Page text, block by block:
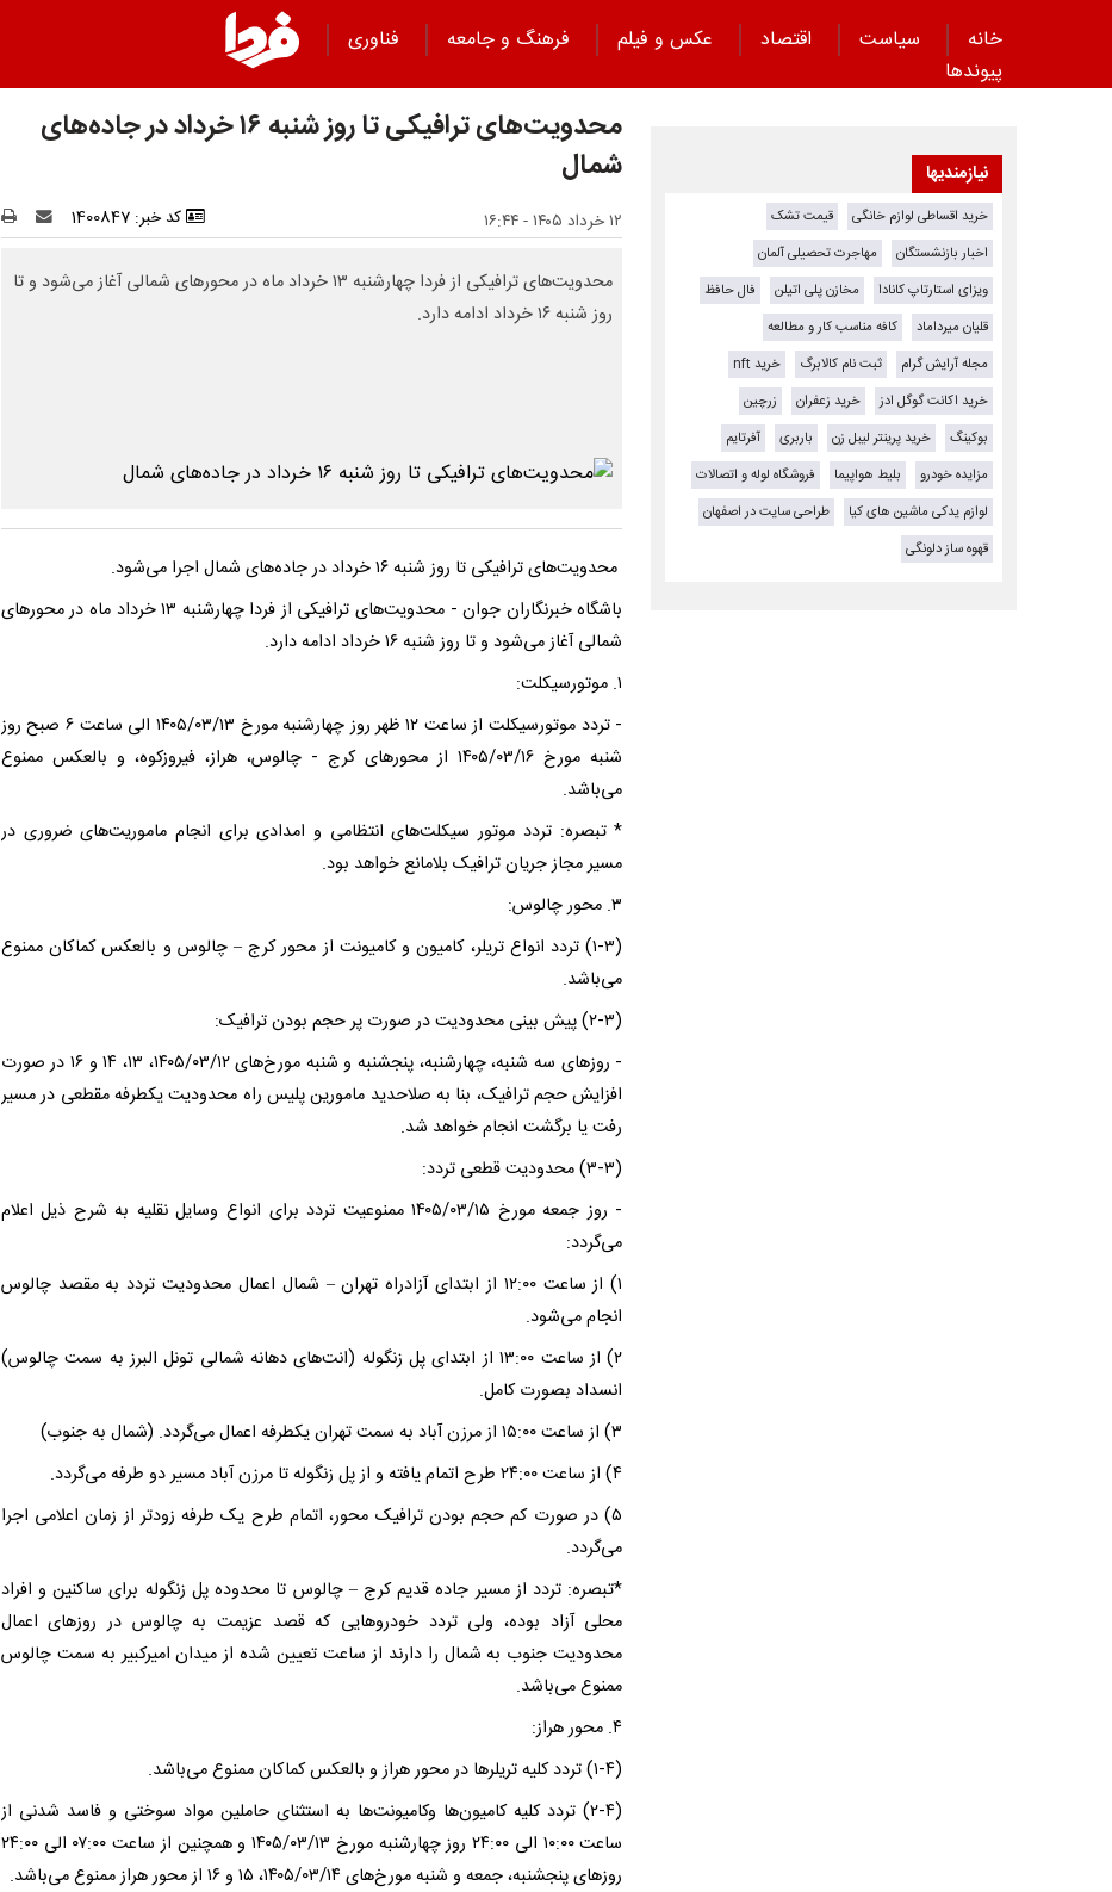
خانه سیاست اقتصاد عکس و فیلم فرهنگ و جامعه
فناوری
پیوند‌ها
محدویت‌های ترافیکی تا روز شنبه ۱۶ خرداد در جاده‌های
شمال
۱۲ خرداد ۱۴۰۵ - ۱۶:۴۴ کد خبر: 1400847
محدویت‌های ترافیکی از فردا چهارشنبه ۱۳ خرداد ماه در محور‌های شمالی آغاز می‌شود و تا
روز شنبه ۱۶ خرداد ادامه دارد.
محدویت‌های ترافیکی تا روز شنبه ۱۶ خرداد در جاده‌های شمال اجرا می‌شود.
باشگاه خبرنگاران جوان - محدویت‌های ترافیکی از فردا چهارشنبه ۱۳ خرداد ماه در محور‌های
شمالی آغاز می‌شود و تا روز شنبه ۱۶ خرداد ادامه دارد.
۱. موتورسیکلت:
- تردد موتورسیکلت از ساعت ۱۲ ظهر روز چهارشنبه مورخ ۱۴۰۵/۰۳/۱۳ الی ساعت ۶ صبح روز
شنبه مورخ ۱۴۰۵/۰۳/۱۶ از محور‌های کرج - چالوس، هراز، فیروزکوه، و بالعکس ممنوع
می‌باشد.
* تبصره: تردد موتور سیکلت‌های انتظامی و امدادی برای انجام ماموریت‌های ضروری در
مسیر مجاز جریان ترافیک بلامانع خواهد بود.
۳. محور چالوس:
(۱-۳) تردد انواع تریلر، کامیون و کامیونت از محور کرج – چالوس و بالعکس کماکان ممنوع
می‌باشد.
(۲-۳) پیش بینی محدودیت در صورت پر حجم بودن ترافیک:
- روز‌های سه شنبه، چهارشنبه، پنجشنبه و شنبه مورخ‌های ۱۴۰۵/۰۳/۱۲، ۱۳، ۱۴ و ۱۶ در صورت
افزایش حجم ترافیک، بنا به صلاحدید مامورین پلیس راه محدودیت یکطرفه مقطعی در مسیر
رفت یا برگشت انجام خواهد شد.
(۳-۳) محدودیت قطعی تردد:
- روز جمعه مورخ ۱۴۰۵/۰۳/۱۵ ممنوعیت تردد برای انواع وسایل نقلیه به شرح ذیل اعلام
می‌گردد:
۱) از ساعت ۱۲:۰۰ از ابتدای آزادراه تهران – شمال اعمال محدودیت تردد به مقصد چالوس
انجام می‌شود.
۲) از ساعت ۱۳:۰۰ از ابتدای پل زنگوله (انت‌های دهانه شمالی تونل البرز به سمت چالوس)
انسداد بصورت کامل.
۳) از ساعت ۱۵:۰۰ از مرزن آباد به سمت تهران یکطرفه اعمال می‌گردد. (شمال به جنوب)
۴) از ساعت ۲۴:۰۰ طرح اتمام یافته و از پل زنگوله تا مرزن آباد مسیر دو طرفه می‌گردد.
۵) در صورت کم حجم بودن ترافیک محور، اتمام طرح یک طرفه زودتر از زمان اعلامی اجرا
می‌گردد.
*تبصره: تردد از مسیر جاده قدیم کرج – چالوس تا محدوده پل زنگوله برای ساکنین و افراد
محلی آزاد بوده، ولی تردد خودرو‌هایی که قصد عزیمت به چالوس در روز‌های اعمال
محدودیت جنوب به شمال را دارند از ساعت تعیین شده از میدان امیرکبیر به سمت چالوس
ممنوع می‌باشد.
۴. محور هراز:
(۱-۴) تردد کلیه تریلر‌ها در محور هراز و بالعکس کماکان ممنوع می‌باشد.
(۲-۴) تردد کلیه کامیون‌ها وکامیونت‌ها به استثنای حاملین مواد سوختی و فاسد شدنی از
ساعت ۱۰:۰۰ الی ۲۴:۰۰ روز چهارشنبه مورخ ۱۴۰۵/۰۳/۱۳ و همچنین از ساعت ۰۷:۰۰ الی ۲۴:۰۰
روز‌های پنجشنبه، جمعه و شنبه مورخ‌های ۱۴۰۵/۰۳/۱۴، ۱۵ و ۱۶ از محور هراز ممنوع می‌باشد.
نیازمندیها
خرید اقساطی لوازم خانگی
قیمت تشک
اخبار بازنشستگان
مهاجرت تحصیلی آلمان
ویزای استارتاپ کانادا
مخازن پلی اتیلن
فال حافظ
قلیان میرداماد
کافه مناسب کار و مطالعه
مجله آرایش گرام
ثبت نام کالابرگ
خرید nft
خرید اکانت گوگل ادز
خرید زعفران
زرچین
بوکینگ
خرید پرینتر لیبل زن باربری
آفرتایم
مزایده خودرو
بلیط هواپیما
فروشگاه لوله و اتصالات
لوازم یدکی ماشین های کیا
طراحی سایت در اصفهان
قهوه ساز دلونگی